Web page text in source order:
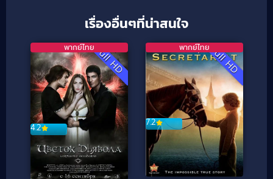
เรื่องอื่นๆที่น่าสนใจ
Full HD
4.2
พากย์ไทย Full HD
7.2
พากย์ไทย